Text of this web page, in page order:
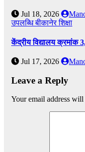
Jul 18, 2026
उपलब्धिबीकानेरशिक्षा
केंद्रीय विद्यालय क्रमांक
Jul 17, 2026
Leave a Reply
Your email address